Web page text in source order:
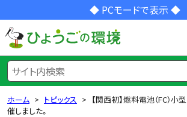
◆ PCモードで表示 ◆
ホーム トピックス
【関西初】燃料電池（FC）小
催しました。